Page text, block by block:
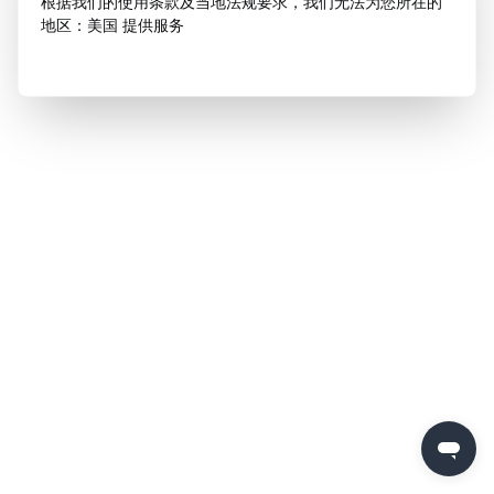
地区：美国 提供服务